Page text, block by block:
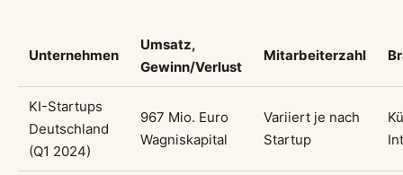
Unternehmen
Umsatz,
Gewinn/Verlust
Mitarbeiterzahl
KI-Startups
Deutschland
(Q1 2024)
967 Mio. Euro
Wagniskapital
Variiert je nach
Startup